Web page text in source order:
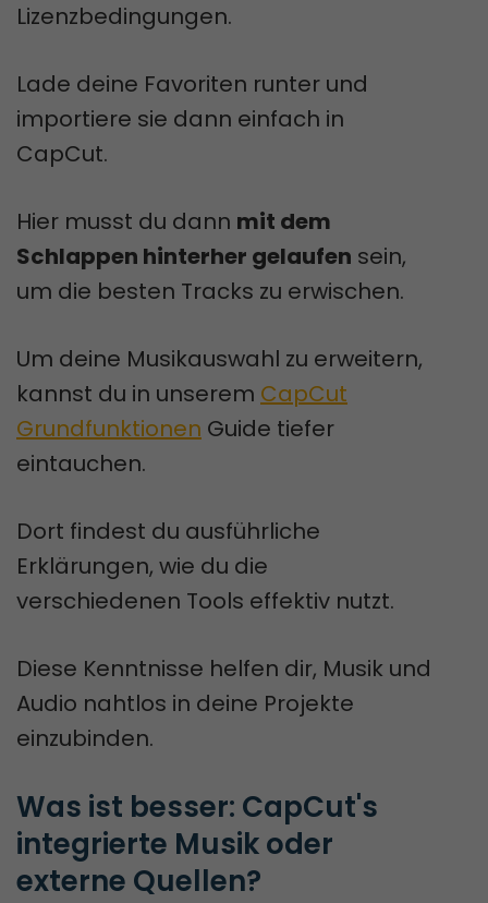
Lizenzbedingungen.
Lade deine Favoriten runter und
importiere sie dann einfach in
CapCut.
Hier musst du dann mit dem
Schlappen hinterher gelaufen sein,
um die besten Tracks zu erwischen.
Um deine Musikauswahl zu erweitern,
kannst du in unserem CapCut
Grundfunktionen Guide tiefer
eintauchen.
Dort findest du ausführliche
Erklärungen, wie du die
verschiedenen Tools effektiv nutzt.
Diese Kenntnisse helfen dir, Musik und
Audio nahtlos in deine Projekte
einzubinden.
Was ist besser: CapCut's
integrierte Musik oder
externe Quellen?